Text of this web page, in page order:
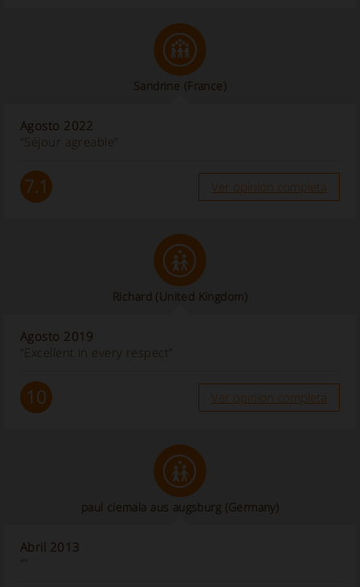
Sandrine (France)
Agosto 2022
“Séjour agreable”
7.1 Ver opinion completa
Richard (United Kingdom)
Agosto 2019
“Excellent in every respect”
10 Ver opinion completa
paul ciemala aus augsburg (Germany)
Abril 2013
“”